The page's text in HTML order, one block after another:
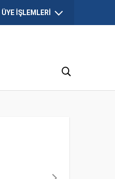
ÜYE İŞLEMLERİ